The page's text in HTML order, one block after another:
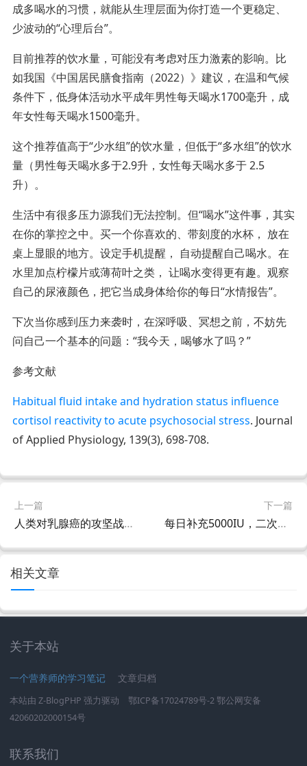
成多喝水的习惯，就能从生理层面为你打造一个更稳定、
少波动的“心理后台”。
目前推荐的饮水量，可能没有考虑对压力激素的影响。比
如我国《中国居民膳食指南（2022）》建议，在温和气候
条件下，低身体活动水平成年男性每天喝水1700毫升，成
年女性每天喝水1500毫升。
这个推荐值高于“少水组”的饮水量，但低于“多水组”的饮水
量（男性每天喝水多于2.9升，女性每天喝水多于 2.5
升）。
生活中有很多压力源我们无法控制。但“喝水”这件事，其实
在你的掌控之中。买一个你喜欢的、带刻度的水杯， 放在
桌上显眼的地方。设定手机提醒， 自动提醒自己喝水。在
水里加点柠檬片或薄荷叶之类， 让喝水变得更有趣。观察
自己的尿液颜色，把它当成身体给你的每日“水情报告”。
下次当你感到压力来袭时，在深呼吸、冥想之前，不妨先
问自己一个基本的问题：“我今天，喝够水了吗？”
参考文献
Habitual fluid intake and hydration status influence
cortisol reactivity to acute psychosocial stress. Journal
of Applied Physiology, 139(3), 698-708.
上一篇
人类对乳腺癌的攻坚战远未结束
下一篇
每日补充5000IU，二次心梗风险降低一半
相关文章
关于本站
一个营养师的学习笔记 文章归档
本站由 Z-BlogPHP 强力驱动 鄂ICP备17024789号-2 鄂公网安备
42060202000154号
联系我们